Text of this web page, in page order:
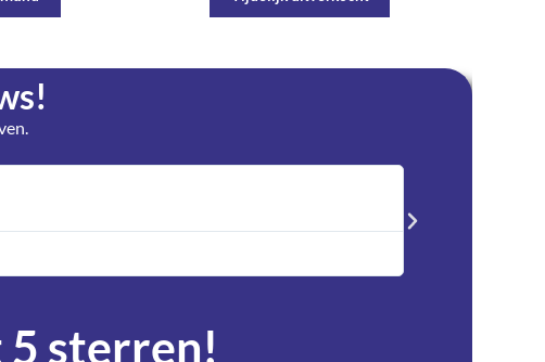
Trustpilot
5 sterren!